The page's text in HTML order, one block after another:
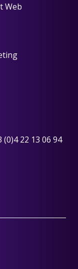
Web
(0)4 22 13 06 94